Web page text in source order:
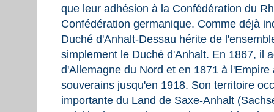
que leur adhésion à la Confédération du
Confédération germanique. Comme déjà
Duché d'Anhalt-Dessau hérite de
simplement le Duché d'Anhalt. En 1867, il
d'Allemagne du Nord et en 1871 à
souverains jusqu'en 1918. Son territoire
importante du Land de Saxe-Anhalt